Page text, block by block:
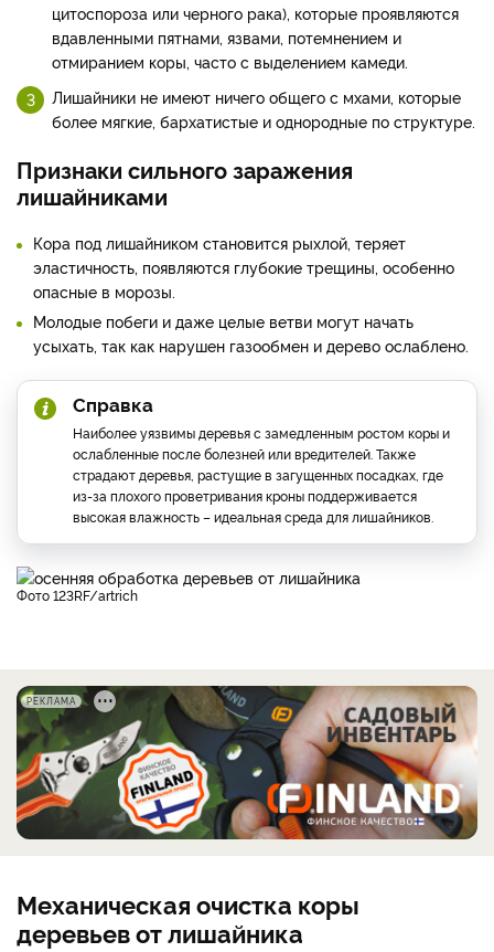
цитоспороза или черного рака), которые проявляются
вдавленными пятнами, язвами, потемнением и
отмиранием коры, часто с выделением камеди.
Лишайники не имеют ничего общего с мхами, которые
более мягкие, бархатистые и однородные по структуре.
Признаки сильного заражения
лишайниками
Кора под лишайником становится рыхлой, теряет
эластичность, появляются глубокие трещины, особенно
опасные в морозы.
Молодые побеги и даже целые ветви могут начать
усыхать, так как нарушен газообмен и дерево ослаблено.
Справка
Наиболее уязвимы деревья с замедленным ростом коры и
ослабленные после болезней или вредителей. Также
страдают деревья, растущие в загущенных посадках, где
из-за плохого проветривания кроны поддерживается
высокая влажность – идеальная среда для лишайников.
фото 123RF/artrich
РЕКЛАМА
Механическая очистка коры
деревьев от лишайника